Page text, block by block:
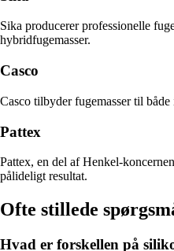
Sika producerer professionelle
hybridfugemasser.
Casco
Casco tilbyder fugemasser til
Pattex
Pattex, en del af Henkel-
pålideligt resultat.
Ofte stillede
Hvad er forskellen på